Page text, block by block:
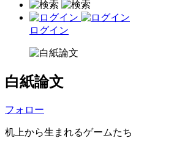
ログイン
白紙論文
フォロー
机上から生まれるゲームたち